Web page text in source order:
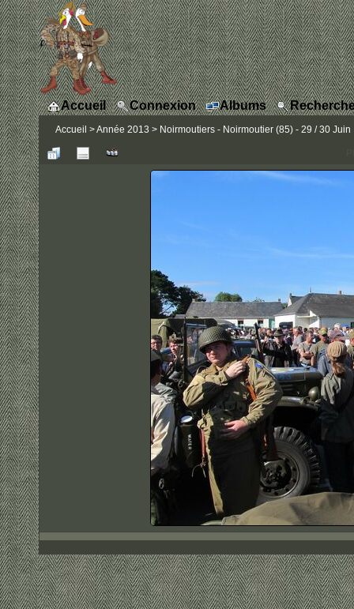
Accueil Connexion Albums
Accueil >Année 2013 > Noirmoutiers - Noirmoutier (85) - 29 / 30 Juin